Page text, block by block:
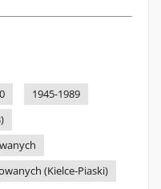
1945-1989
(Kielce-Piaski)